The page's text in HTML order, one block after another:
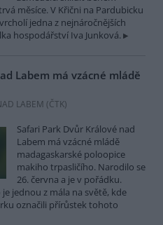
měsíce. V Křični na Pardubicku
jedna z nejnáročnějších
hospodářství Iva Junková.
Labem má vzácné mládě
LABEM (ČTK)
Safari Park Dvůr Králové nad
Labem má vzácné mládě
madagaskarské poloopice
makiho trpasličího. Narodilo se
26. června a je v pořádku.
jednou z mála na světě, kde
označili přírůstek tohoto